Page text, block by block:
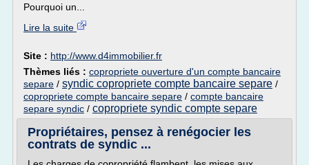
Pourquoi un...
Lire la suite
Site : http://www.d4immobilier.fr
Thèmes liés : copropriete ouverture d'un compte bancaire
separe / syndic copropriete compte bancaire separe /
copropriete compte bancaire separe / compte bancaire
separe syndic / copropriete syndic compte separe
Propriétaires, pensez à renégocier les
contrats de syndic ...